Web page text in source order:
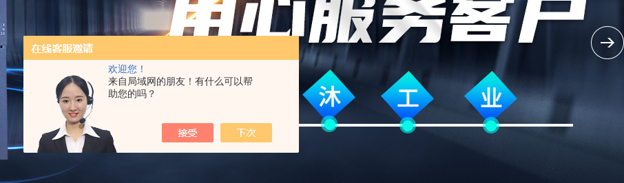
欢迎您！
来自局域网的朋友！有什么可以帮
助您的吗？